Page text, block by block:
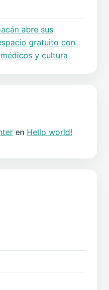
abre sus
gratuito con
y cultura
en Hello world!